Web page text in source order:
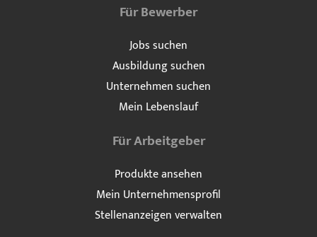
Für Bewerber
Jobs suchen
Ausbildung suchen
Unternehmen suchen
Mein Lebenslauf
Für Arbeitgeber
Produkte ansehen
Mein Unternehmensprofil
Stellenanzeigen verwalten